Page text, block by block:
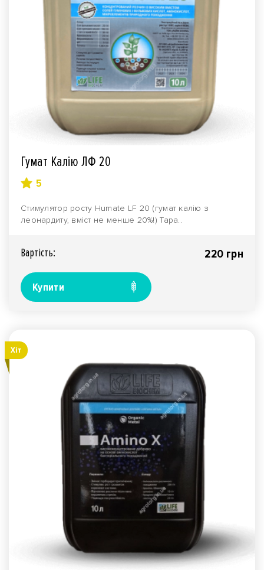
Гумат Калію ЛФ 20
5
Стимулятор росту Humate LF 20 (гумат калію з
леонардиту, вміст не менше 20%!) Тара..
Вартiсть: 220 грн
Купити
Хiт